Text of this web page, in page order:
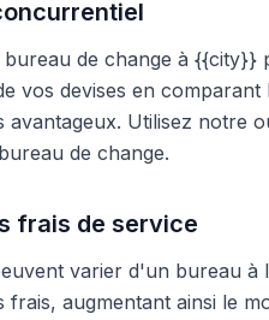
de change à {{city}}
vos devises en
Utilisez notre
de change.
frais de service
varier d'un bureau
frais, augmentant ainsi le